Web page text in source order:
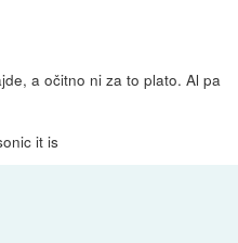
a očitno ni za to plato. Al pa
it is